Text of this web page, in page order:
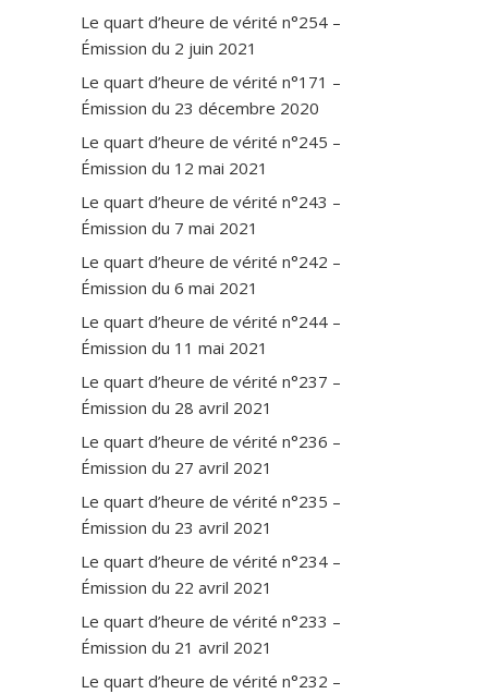
Le quart d’heure de vérité n°254 –
Émission du 2 juin 2021
Le quart d’heure de vérité n°171 –
Émission du 23 décembre 2020
Le quart d’heure de vérité n°245 –
Émission du 12 mai 2021
Le quart d’heure de vérité n°243 –
Émission du 7 mai 2021
Le quart d’heure de vérité n°242 –
Émission du 6 mai 2021
Le quart d’heure de vérité n°244 –
Émission du 11 mai 2021
Le quart d’heure de vérité n°237 –
Émission du 28 avril 2021
Le quart d’heure de vérité n°236 –
Émission du 27 avril 2021
Le quart d’heure de vérité n°235 –
Émission du 23 avril 2021
Le quart d’heure de vérité n°234 –
Émission du 22 avril 2021
Le quart d’heure de vérité n°233 –
Émission du 21 avril 2021
Le quart d’heure de vérité n°232 –